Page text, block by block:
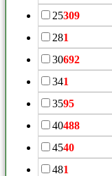
25309
281
30692
341
3595
40488
4540
481